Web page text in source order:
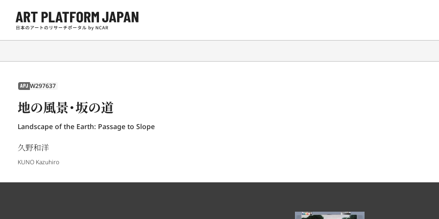
APJ W297637
地の風景・坂の道
Landscape of the Earth: Passage to Slope
久野和洋
KUNO Kazuhiro